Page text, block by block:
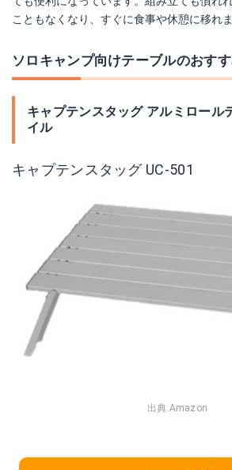
こともなくなり、すぐに食事や休憩に移れま
ソロキャンプ向けテーブルのおす
キャプテンスタッグ アルミロール
イル
キャプテンスタッグ UC-501
出典:Amazon